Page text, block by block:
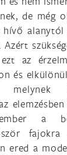
de még
alanytól
az
és
melynek
a
ered a